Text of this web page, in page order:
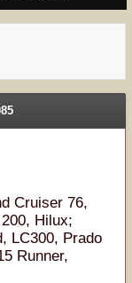
Cruiser 76,
Hilux;
LC300, Prado
Runner,